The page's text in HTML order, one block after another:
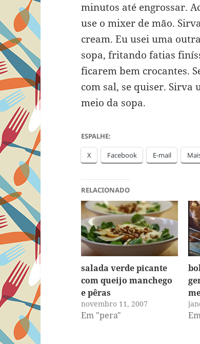
minutos até engrossar.
use o mixer de mão.
cream. Eu usei uma
sopa, fritando fatias
ficarem bem crocantes.
com sal, se quiser. Sirva
meio da sopa.
ESPALHE:
X Facebook E-mail
RELACIONADO
salada verde picante
com queijo manchego
e pêras
novembro 11, 2007
Em "pera"